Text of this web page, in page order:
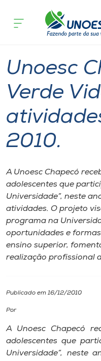
Cursos
Pesquisa
Atendimento ao
Portal de Ensino
A
Internacionalização
I.nova
Cultura
CPA
acontece
Unoesc
Verde
2010.
A Unoesc Chapecó
adolescentes que
Universidade”, neste
atividades. O projeto
programa na
oportunidades e
ensino superior,
realização profissional
Publicado em 16/12/2010
Por
A Unoesc Chapecó
adolescentes que
Universidade”, neste